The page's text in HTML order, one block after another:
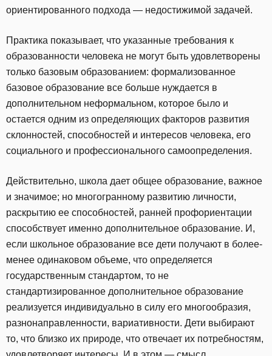
ориентированного подхода — недостижимой задачей.
Практика показывает, что указанные требования к
образованности человека не могут быть удовлетворены
только базовым образованием: формализованное
базовое образование все больше нуждается в
дополнительном неформальном, которое было и
остается одним из определяющих факторов развития
склонностей, способностей и интересов человека, его
социального и профессионального самоопределения.
Действительно, школа дает общее образование, важное
и значимое; но многогранному развитию личности,
раскрытию ее способностей, ранней профориентации
способствует именно дополнительное образование. И,
если школьное образование все дети получают в более-
менее одинаковом объеме, что определяется
государственным стандартом, то не
стандартизированное дополнительное образование
реализуется индивидуально в силу его многообразия,
разнонаправленности, вариативности. Дети выбирают
то, что близко их природе, что отвечает их потребностям,